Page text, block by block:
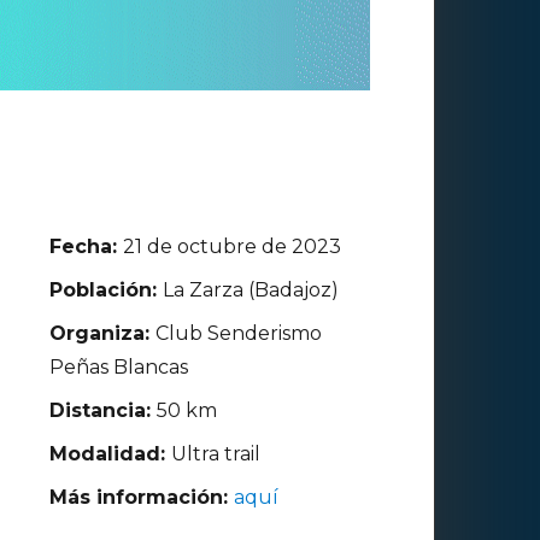
Fecha:21 de octubre de 2023
Población: La Zarza (Badajoz)
Organiza:Club Senderismo
Peñas Blancas
Distancia:50 km
Modalidad: Ultra trail
Más información:aquí